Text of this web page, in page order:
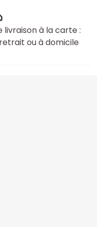
livraison à la carte :
ou à domicile